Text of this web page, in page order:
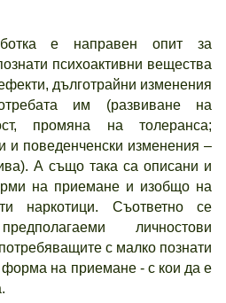
е направен опит за
психоактивни вещества
дълготрайни изменения
им (развиване на
промяна на толеранса;
и поведенченски изменения –
А също така са описани и
на приемане и изобщо на
наркотици. Съответно се
личностови
с малко познати
форма на приемане - с кои да е